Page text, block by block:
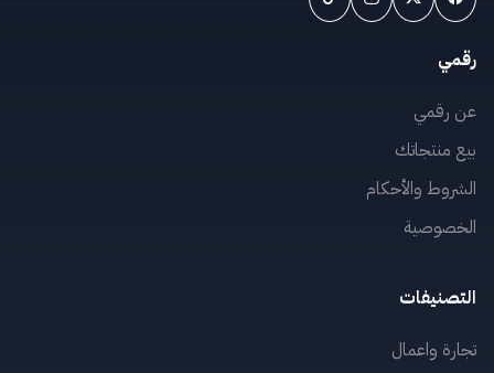
رقمي
عن رقمي
بيع منتجاتك
الشروط والأحكام
الخصوصية
التصنيفات
تجارة واعمال